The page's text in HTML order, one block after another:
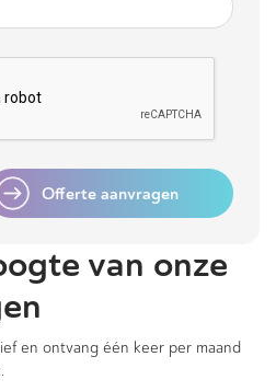
Offerte aanvragen
van onze
en ontvang één keer per maand